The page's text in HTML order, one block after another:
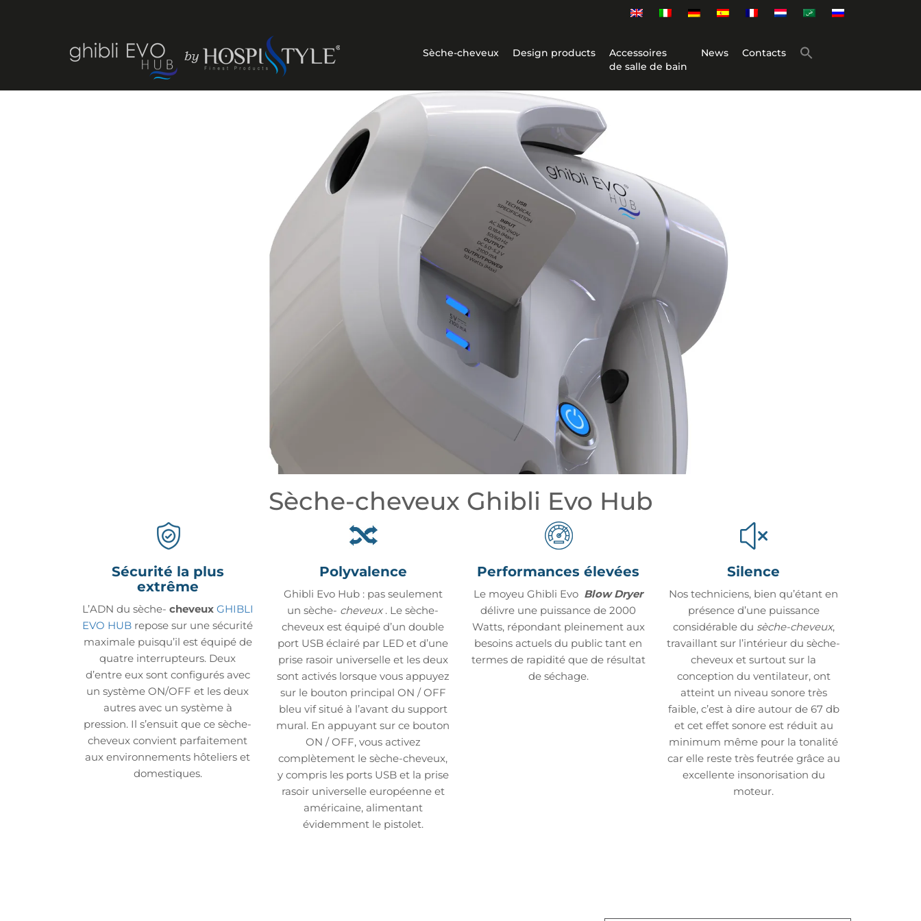
Sèche-cheveux Design products
Accessoires
de salle de bain
News Contacts
Sèche-cheveux Ghibli Evo Hub
Sécurité la plus
extrême
L’ADN du sèche- cheveux GHIBLI
EVO HUB repose sur une sécurité
maximale puisqu’il est équipé de
quatre interrupteurs. Deux
d’entre eux sont configurés avec
un système ON/OFF et les deux
autres avec un système à
pression. Il s’ensuit que ce sèche-
cheveux convient parfaitement
aux environnements hôteliers et
domestiques.
Polyvalence
Ghibli Evo Hub : pas seulement
un sèche- cheveux. Le sèche-
cheveux est équipé d’un double
port USB éclairé par LED et d’une
prise rasoir universelle et les deux
sont activés lorsque vous appuyez
sur le bouton principal ON / OFF
bleu vif situé à l’avant du support
mural. En appuyant sur ce bouton
ON / OFF, vous activez
complètement le sèche-cheveux,
y compris les ports USB et la prise
rasoir universelle européenne et
américaine, alimentant
évidemment le pistolet.
Performances élevées
Le moyeu Ghibli Evo Blow Dryer
délivre une puissance de 2000
Watts, répondant pleinement aux
besoins actuels du public tant en
termes de rapidité que de résultat
de séchage.
Silence
Nos techniciens, bien qu’étant en
présence d’une puissance
considérable du sèche-cheveux,
travaillant sur l’intérieur du sèche-
cheveux et surtout sur la
conception du ventilateur, ont
atteint un niveau sonore très
faible, c’est à dire autour de 67 db
et cet effet sonore est réduit au
minimum même pour la tonalité
car elle reste très feutrée grâce au
excellente insonorisation du
moteur.